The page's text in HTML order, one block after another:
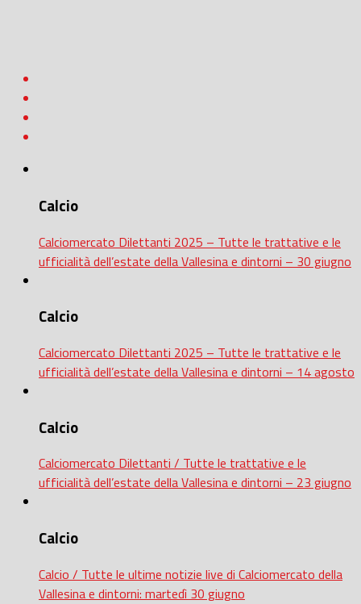
Calcio
Calciomercato Dilettanti 2025 – Tutte le trattative e le
ufficialità dell’estate della Vallesina e dintorni – 30 giugno
Calcio
Calciomercato Dilettanti 2025 – Tutte le trattative e le
ufficialità dell’estate della Vallesina e dintorni – 14 agosto
Calcio
Calciomercato Dilettanti / Tutte le trattative e le
ufficialità dell’estate della Vallesina e dintorni – 23 giugno
Calcio
Calcio / Tutte le ultime notizie live di Calciomercato della
Vallesina e dintorni: martedì 30 giugno